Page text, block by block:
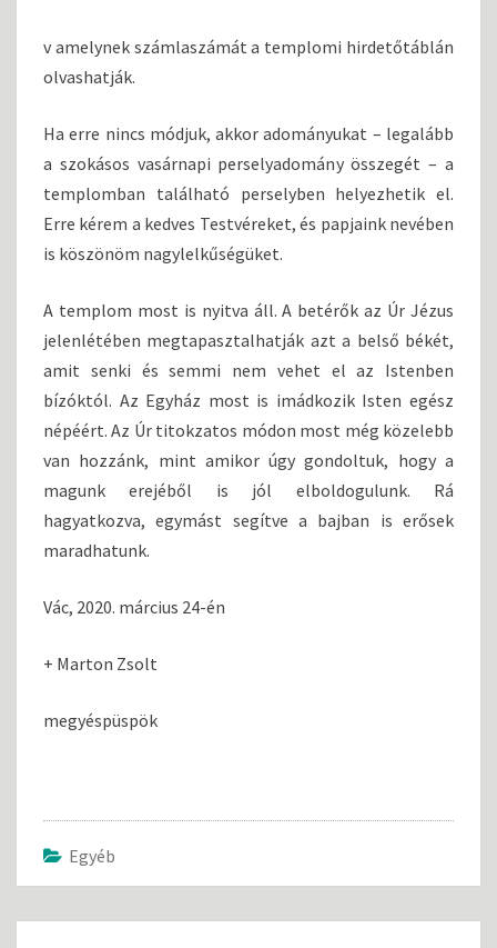
v amelynek számlaszámát a templomi hirdetőtáblán
olvashatják.
Ha erre nincs módjuk, akkor adományukat – legalább
a szokásos vasárnapi perselyadomány összegét – a
templomban található perselyben helyezhetik el.
Erre kérem a kedves Testvéreket, és papjaink nevében
is köszönöm nagylelkűségüket.
A templom most is nyitva áll. A betérők az Úr Jézus
jelenlétében megtapasztalhatják azt a belső békét,
amit senki és semmi nem vehet el az Istenben
bízóktól. Az Egyház most is imádkozik Isten egész
népéért. Az Úr titokzatos módon most még közelebb
van hozzánk, mint amikor úgy gondoltuk, hogy a
magunk erejéből is jól elboldogulunk. Rá
hagyatkozva, egymást segítve a bajban is erősek
maradhatunk.
Vác, 2020. március 24-én
+ Marton Zsolt
megyéspüspök
Egyéb